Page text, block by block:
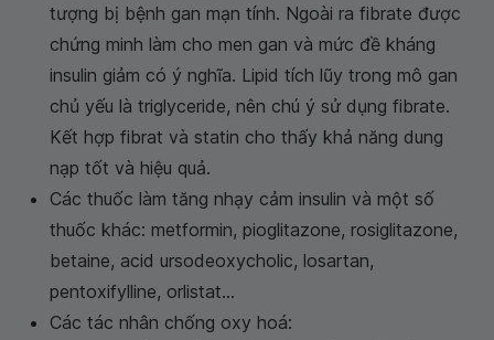
đối tượng bị bệnh gan mạn tính. Ngoài ra fibrate
được chứng minh làm cho men gan và mức đề
kháng insulin giảm có ý nghĩa. Lipid tích lũy trong
mô gan chủ yếu là triglyceride, nên chú ý sử dụng
fibrate. Kết hợp fibrat và statin cho thấy khả năng
dung nạp tốt và hiệu quả.
Các thuốc làm tăng nhạy cảm insulin và một số
thuốc khác: metformin, pioglitazone, rosiglitazone,
betaine, acid ursodeoxycholic, losartan,
pentoxifylline, orlistat...
Các tác nhân chống oxy hoá: